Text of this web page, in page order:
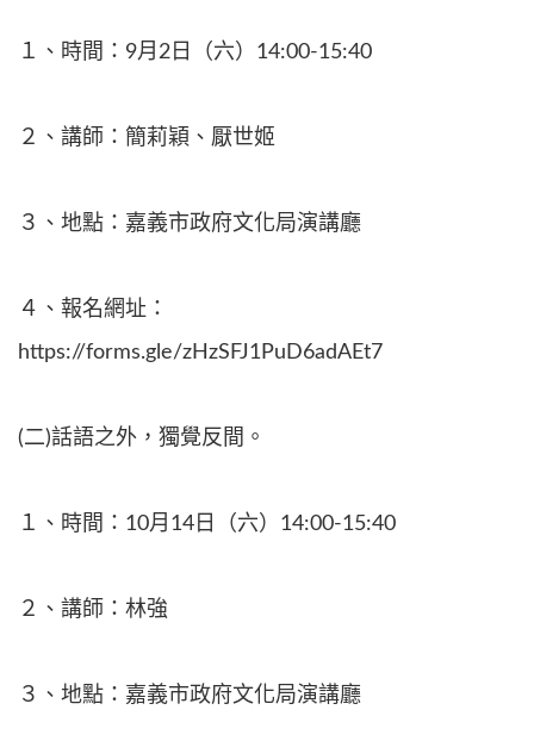
１、時間：9月2日（六）14:00-15:40
２、講師：簡莉穎、厭世姬
３、地點：嘉義市政府文化局演講廳
４、報名網址：
https://forms.gle/zHzSFJ1PuD6adAEt7
(二)話語之外，獨覺反間。
１、時間：10月14日（六）14:00-15:40
２、講師：林強
３、地點：嘉義市政府文化局演講廳